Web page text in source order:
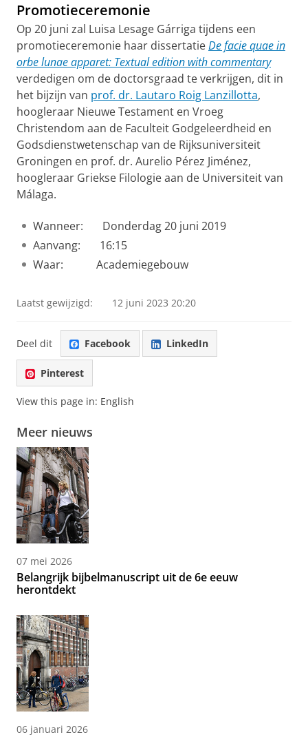
Promotieceremonie
Op 20 juni zal Luisa Lesage Gárriga tijdens een
promotieceremonie haar dissertatieDe facie quae in
orbe lunae apparet: Textual edition with commentary
verdedigen om de doctorsgraad te verkrijgen, dit in
het bijzijn van prof. dr. Lautaro Roig Lanzillotta,
hoogleraar Nieuwe Testament en Vroeg
Christendom aan de Faculteit Godgeleerdheid en
Godsdienstwetenschap van de Rijksuniversiteit
Groningen en prof. dr. Aurelio Pérez Jiménez,
hoogleraar Griekse Filologie aan de Universiteit van
Málaga.
Wanneer: Donderdag 20 juni 2019
Aanvang: 16:15
Waar: Academiegebouw
Laatst gewijzigd: 12 juni 2023 20:20
Deel dit Facebook LinkedIn
Pinterest
View this page in: English
Meer nieuws
07 mei 2026
Belangrijk bijbelmanuscript uit de 6e eeuw
herontdekt
06 januari 2026